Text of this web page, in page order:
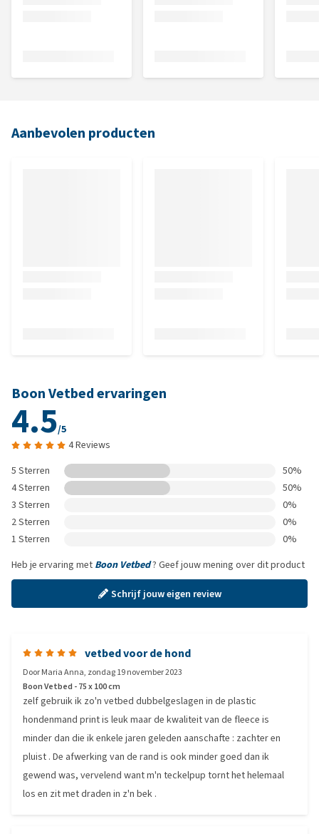
Aanbevolen producten
Boon Vetbed ervaringen
4.5/5
4 Reviews
5 Sterren
50%
4 Sterren
50%
3 Sterren
0%
2 Sterren
0%
1 Sterren
0%
Heb je ervaring met Boon Vetbed? Geef jouw mening over dit product
Schrijf jouw eigen review
vetbed voor de hond
DoorMaria Anna, zondag 19 november 2023
Boon Vetbed - 75 x 100 cm
zelf gebruik ik zo'n vetbed dubbelgeslagen in de plastic
hondenmand print is leuk maar de kwaliteit van de fleece is
minder dan die ik enkele jaren geleden aanschafte : zachter en
pluist . De afwerking van de rand is ook minder goed dan ik
gewend was, vervelend want m'n teckelpup tornt het helemaal
los en zit met draden in z'n bek .